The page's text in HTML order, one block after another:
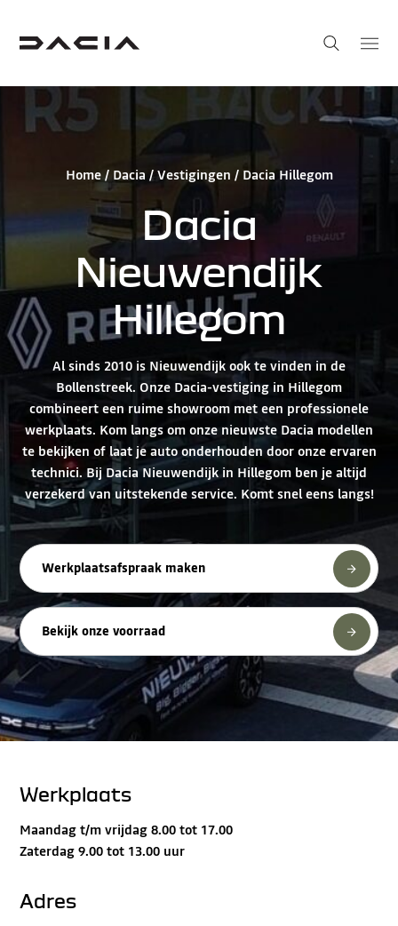
Home/ Dacia /Vestigingen / Dacia Hillegom
Dacia
Nieuwendijk
Hillegom
Al sinds 2010 is Nieuwendijk ook te vinden in de
Bollenstreek. Onze Dacia-vestiging in Hillegom
combineert een ruime showroom met een professionele
werkplaats. Kom langs om onze nieuwste Dacia modellen
te bekijken of laat je auto onderhouden door onze ervaren
technici. Bij Dacia Nieuwendijk in Hillegom ben je altijd
verzekerd van uitstekende service. Komt snel eens langs!
Werkplaatsafspraak maken
Bekijk onze voorraad
Werkplaats
Maandag t/m vrijdag 8.00 tot 17.00
Zaterdag 9.00 tot 13.00 uur
Adres